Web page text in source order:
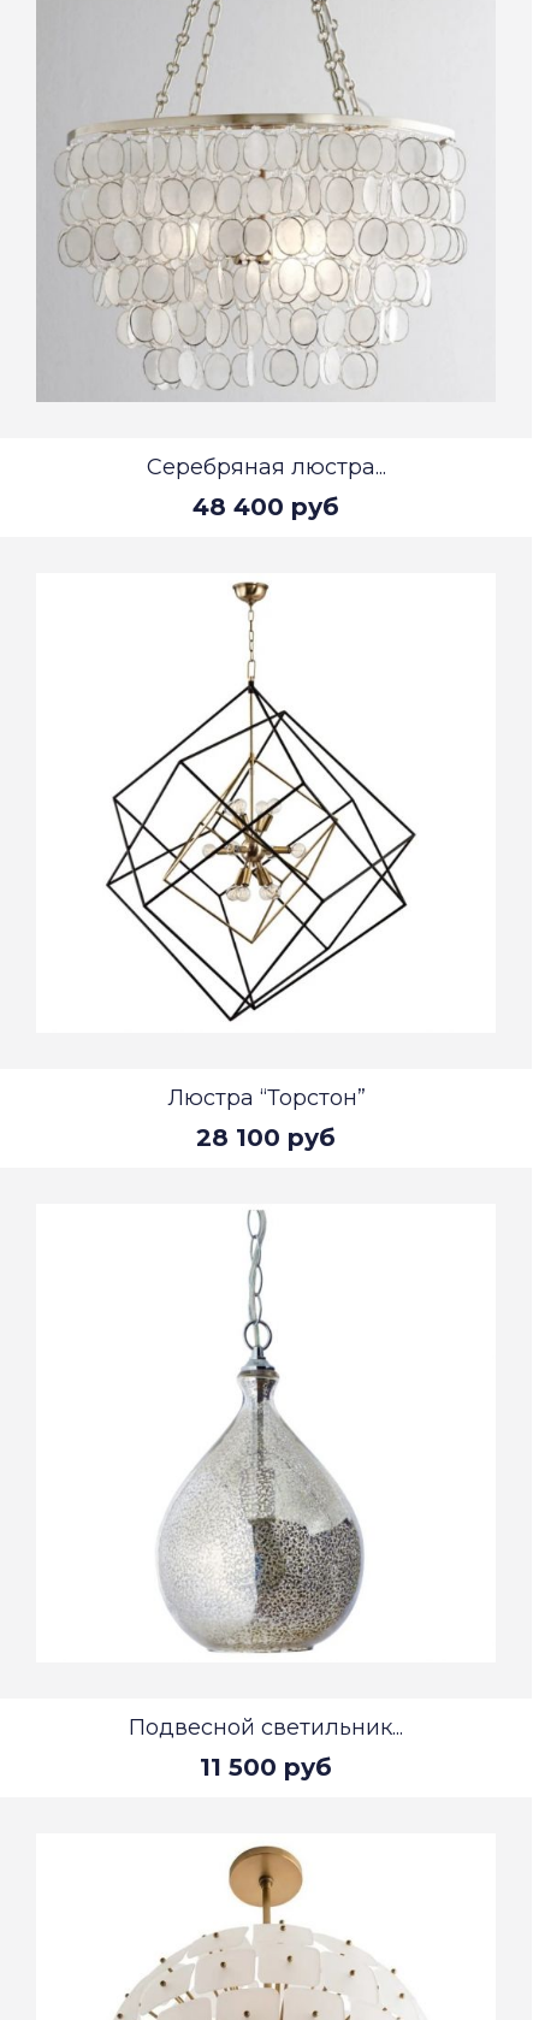
Серебряная люстра...
48 400 руб
Люстра “Торстон”
28 100 руб
Подвесной светильник...
11 500 руб